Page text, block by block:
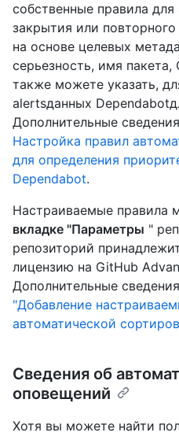
собственные правила для
закрытия или
на основе целевых
серьезность, имя
также можете указать,
alertsданных
Дополнительные
Настройка правил
для определения
Dependabot.
Настраиваемые правила
вкладке "Параметры "
репозиторий
лицензию на GitHub
Дополнительные
"Добавление
автоматической
Сведения об
оповещений
Хотя вы можете найти